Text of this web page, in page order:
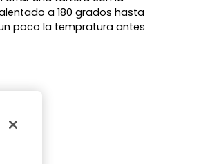
a 180 grados hasta
poco la tempratura antes